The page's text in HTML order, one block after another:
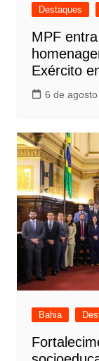
Destaques
MPF
Exército
6 de
Bahia